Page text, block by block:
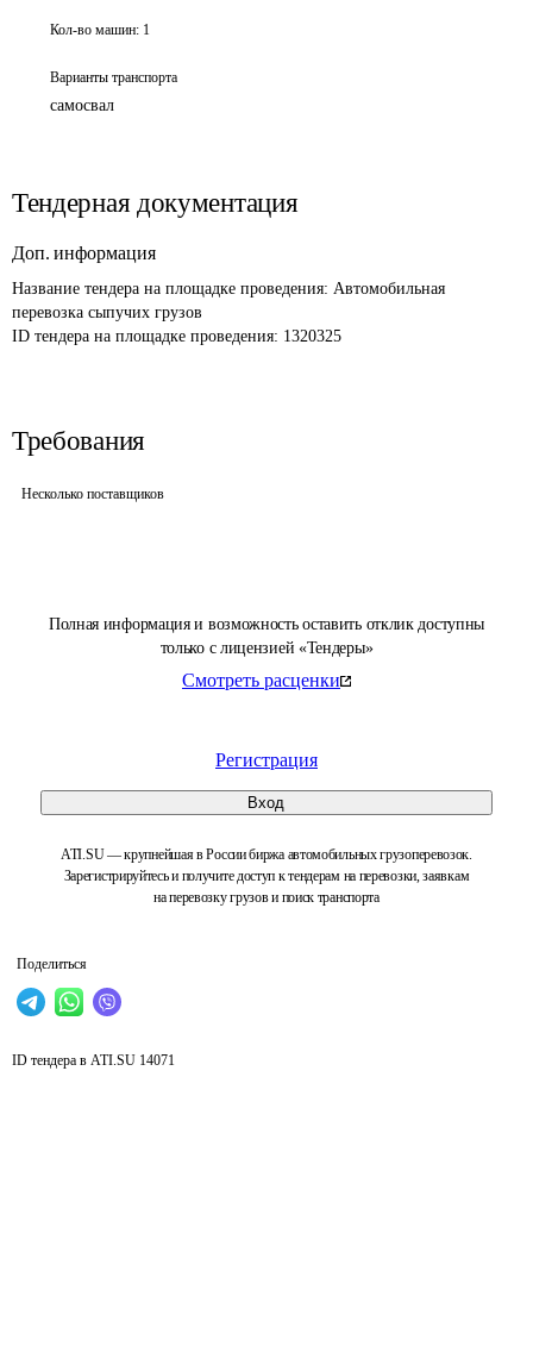
Полная информация и возможность оставить отклик доступны
только с лицензией «Тендеры»
Смотреть расценки
Регистрация
Вход
ATI.SU — крупнейшая в России биржа автомобильных грузоперевозок.
Зарегистрируйтесь и получите доступ к тендерам на перевозки, заявкам
на перевозку грузов и поиск транспорта
Поделиться
Кол-во машин: 1
Варианты транспорта
самосвал
Тендерная документация
Доп. информация
Название тендера на площадке проведения: Автомобильная
перевозка сыпучих грузов
ID тендера на площадке проведения: 1320325
Требования
Несколько поставщиков
ID тендера в ATI.SU 14071